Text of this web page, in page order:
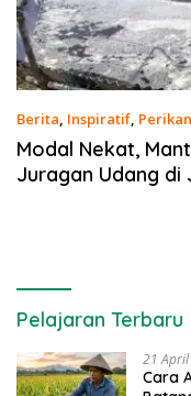
Berita, Inspiratif,
Modal Nekat,
Juragan Udang di
Pelajaran Terbaru
21
Cara